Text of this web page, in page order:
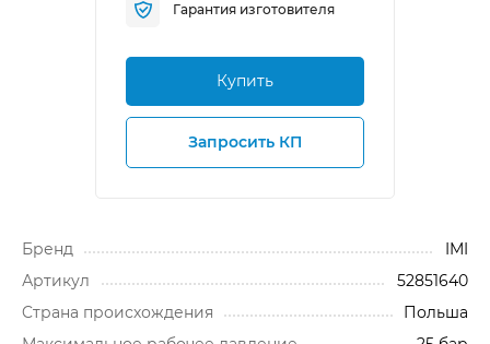
Бренд
IMI
Артикул
52851640
Cтрана происхождения
Польша
Гарантия изготовителя
Купить
Запросить КП